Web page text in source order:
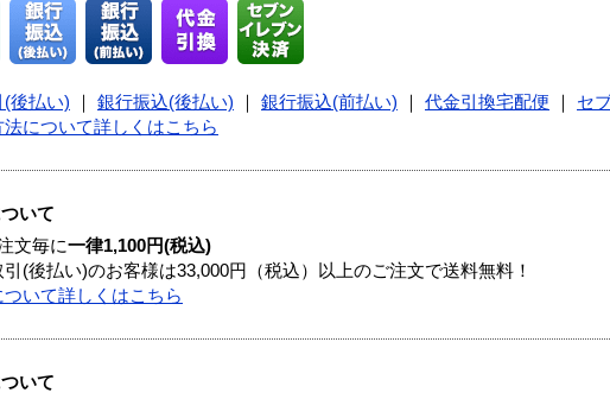
後払い) 銀行振込(後払い) 銀行振込(前払い) 代金引換宅配便
セ
法について詳しくはこちら
いて
文毎に一律1,100円(税込)
(後払い)のお客様は33,000円（税込）以上のご注文で送料無料！
ついて詳しくはこちら
いて